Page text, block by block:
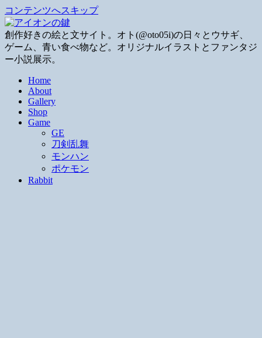
コンテンツへスキップ
創作好きの絵と文サイト。オト(@oto05i)の日々とウサギ、
ゲーム、青い食べ物など。オリジナルイラストとファンタジ
ー小説展示。
Home
About
Gallery
Shop
Game
GE
刀剣乱舞
モンハン
ポケモン
Rabbit